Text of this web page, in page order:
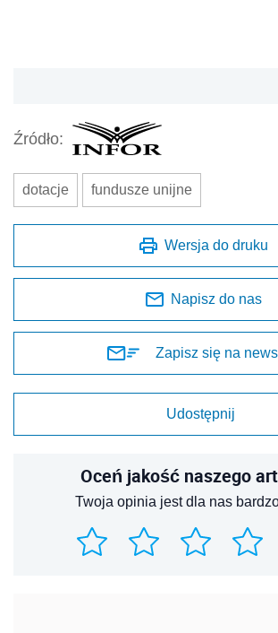
Źródło:
dotacje fundusze unijne
Wersja do druku
Napisz do nas
Zapisz się na
Udostępnij
Oceń jakość naszego
Twoja opinia jest dla nas